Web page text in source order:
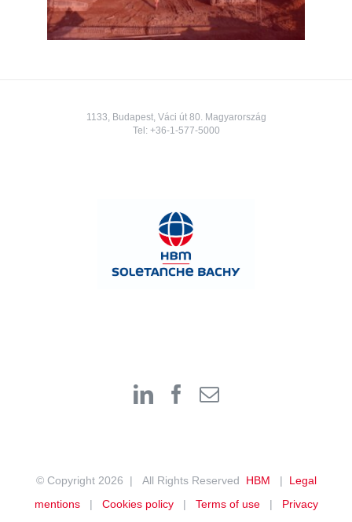
1133, Budapest, Váci út 80. Magyarország
Tel: +36-1-577-5000
© Copyright 2026 | All Rights Reserved HBM | Legal
mentions| Cookies policy| Terms of use| Privacy